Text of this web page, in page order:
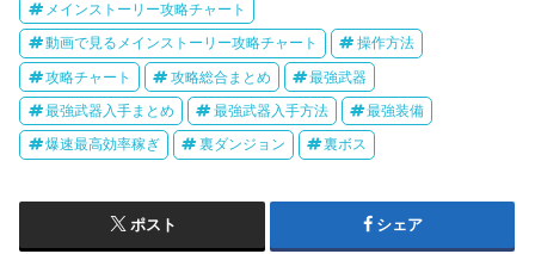
メインストーリー攻略チャート
動画で見るメインストーリー攻略チャート 操作方法
攻略チャート 攻略総合まとめ 最強武器
最強武器入手まとめ 最強武器入手方法 最強装備
爆速最高効率稼ぎ 裏ダンジョン 裏ボス
ポスト シェア